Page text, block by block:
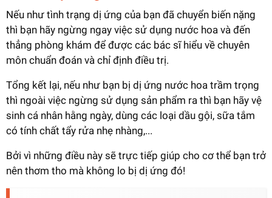
Nếu như tình trạng dị ứng của bạn đã chuyển biến nặng
thì bạn hãy ngừng ngay việc sử dụng nước hoa và đến
thẳng phòng khám để được các bác sĩ hiểu về chuyên
môn chuẩn đoán và chỉ định điều trị.
Tổng kết lại, nếu như bạn bị dị ứng nước hoa trầm trọng
thì ngoài việc ngừng sử dụng sản phẩm ra thì bạn hãy vệ
sinh cá nhân hằng ngày, dùng các loại dầu gội, sữa tắm
có tính chất tẩy rửa nhẹ nhàng,...
Bởi vì những điều này sẽ trực tiếp giúp cho cơ thể bạn trở
nên thơm tho mà không lo bị dị ứng đó!